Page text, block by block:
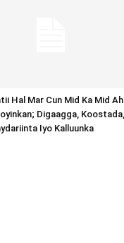
Hal Mar Cun Mid Ka Mid Ah
Digaagga, Koostada,
Iyo Kalluunka